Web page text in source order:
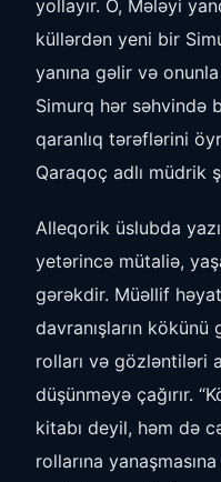
yollayır. O, Mələyi
küllərdən yeni bir
yanına gəlir və
Simurq hər səhvində
qaranlıq tərəflərini
Qaraqoç adlı müdrik
Alleqorik üslubda
yetərincə mütaliə,
gərəkdir. Müəllif
davranışların
rolları və gözləntiləri
düşünməyə çağırır.
kitabı deyil, həm də
rollarına